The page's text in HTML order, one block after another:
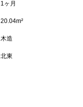
1ヶ月
20.04m²
木造
北東